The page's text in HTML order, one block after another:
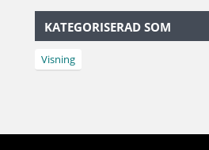
KATEGORISERAD SOM
Visning